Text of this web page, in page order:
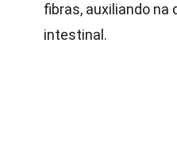
fibras, auxiliando na
intestinal.